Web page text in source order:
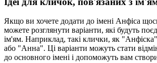
Якщо ви хочете додати до імені Анфіса
можете розглянути варіанти, які будуть
ім'ям. Наприклад, такі клички, як
або "Анна". Ці варіанти можуть стати
до основного імені і допоможуть вам